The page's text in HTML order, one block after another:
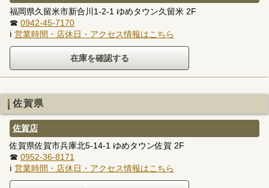
福岡県久留米市新合川1-2-1 ゆめタウン久留米 2F
☎ 0942-45-7170
ℹ 営業時間・店休日・アクセス情報はこちら
佐賀県
佐賀店
佐賀県佐賀市兵庫北5-14-1 ゆめタウン佐賀 2F
☎ 0952-36-8171
ℹ 営業時間・店休日・アクセス情報はこちら